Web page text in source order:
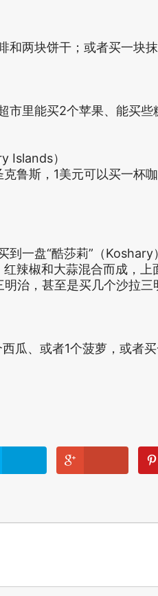
和两块饼干；或者买一块
市里能买2个苹果、能买些
Islands）
鲁斯，1美元可以买一杯
到一盘“酷莎莉”（
辣椒和大蒜混合而成，上
治，甚至是买几个沙拉三
瓜、或者1个菠萝，或者买